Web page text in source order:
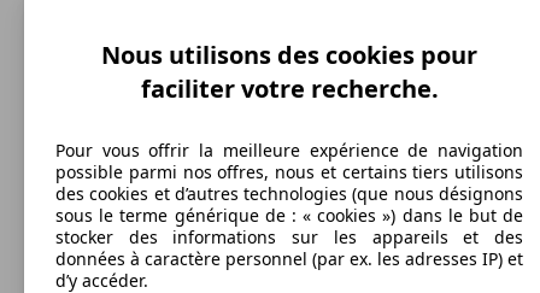
Carburant
126 g/km
Nous utilisons des cookies pour
faciliter votre recherche.
Pour vous offrir la meilleure expérience de navigation
possible parmi nos offres, nous et certains tiers utilisons
des cookies et d’autres technologies (que nous désignons
sous le terme générique de : « cookies ») dans le but de
stocker des informations sur les appareils et des
données à caractère personnel (par ex. les adresses IP) et
d’y accéder.